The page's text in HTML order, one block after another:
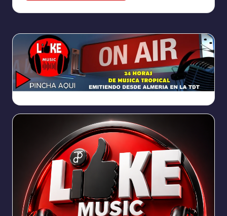
https://broadcast.radioponiente.org:8066/index.html?sid=1